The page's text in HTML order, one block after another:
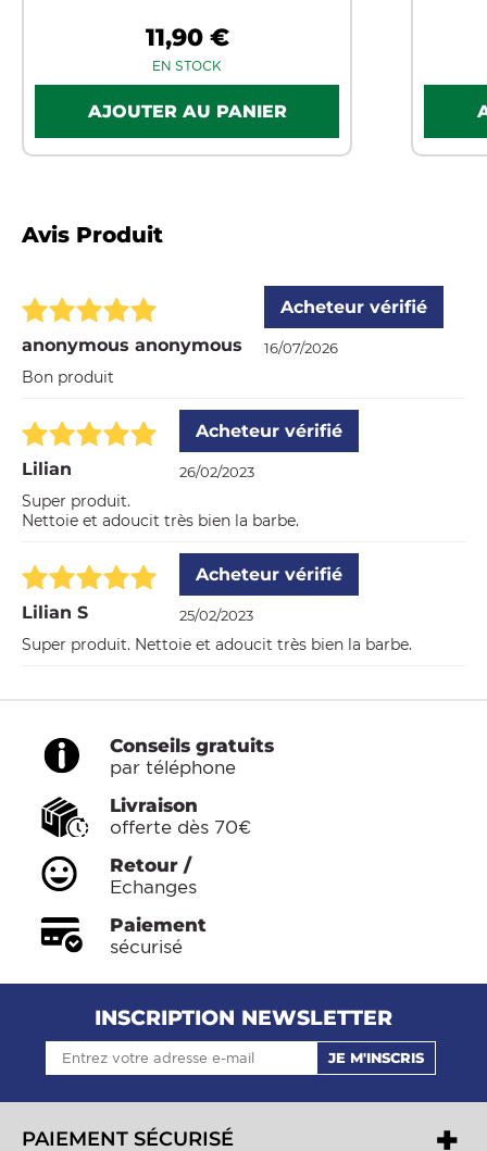
11,90 €
EN STOCK
Avis Produit
anonymous anonymous
Acheteur vérifié
16/07/2026
Bon produit
Lilian
Acheteur vérifié
26/02/2023
Super produit.
Nettoie et adoucit très bien la barbe.
Lilian S
Acheteur vérifié
25/02/2023
Super produit. Nettoie et adoucit très bien la barbe.
Conseils gratuits
par téléphone
Livraison
offerte dès 70€
Retour /
Echanges
Paiement
sécurisé
INSCRIPTION NEWSLETTER
JE M'INSCRIS
PAIEMENT SÉCURISÉ